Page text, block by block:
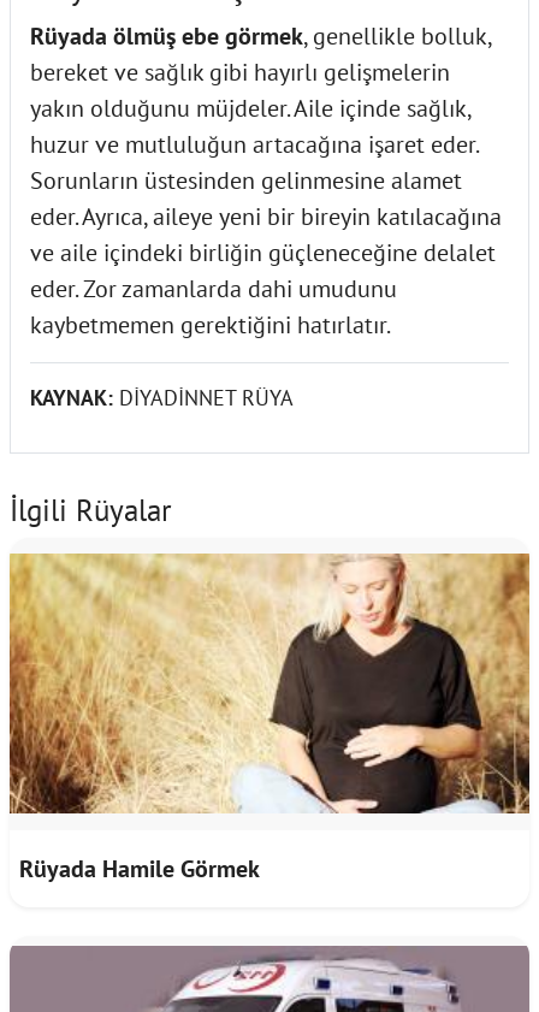
Rüyada ölmüş ebe görmek, genellikle bolluk,
bereket ve sağlık gibi hayırlı gelişmelerin
yakın olduğunu müjdeler. Aile içinde sağlık,
huzur ve mutluluğun artacağına işaret eder.
Sorunların üstesinden gelinmesine alamet
eder. Ayrıca, aileye yeni bir bireyin katılacağına
ve aile içindeki birliğin güçleneceğine delalet
eder. Zor zamanlarda dahi umudunu
kaybetmemen gerektiğini hatırlatır.
KAYNAK: DİYADİNNET RÜYA
İlgili Rüyalar
Rüyada Hamile Görmek